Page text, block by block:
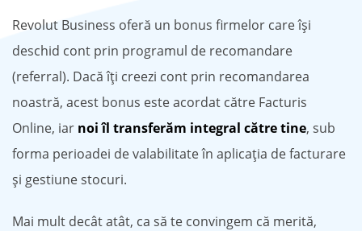
Revolut Business oferă un bonus firmelor care își
deschid cont prin programul de recomandare
(referral). Dacă îți creezi cont prin recomandarea
noastră, acest bonus este acordat către Facturis
Online, iar noi îl transferăm integral către tine, sub
forma perioadei de valabilitate în aplicația de facturare
și gestiune stocuri.
Mai mult decât atât, ca să te convingem că merită,